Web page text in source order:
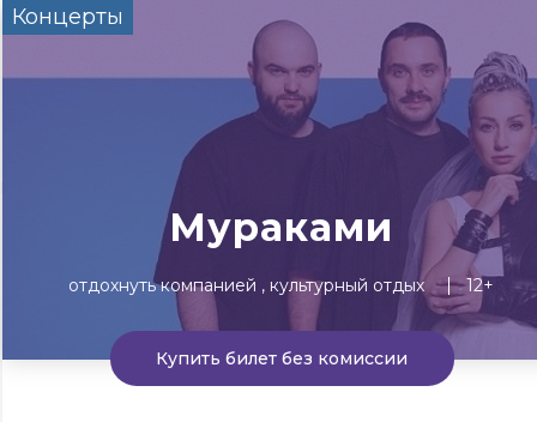
Сегодня Завтра
Событиям
Театр Выставки
Концерты
Мураками
отдохнуть компанией культурный отдых 12+
Купить билет без комиссии